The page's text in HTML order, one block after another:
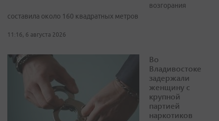
возгорания
составила около 160 квадратных метров
11:16, 6 августа 2026
Во
Владивостоке
задержали
женщину с
крупной
партией
наркотиков